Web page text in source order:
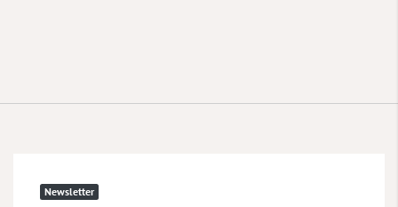
Newsletter